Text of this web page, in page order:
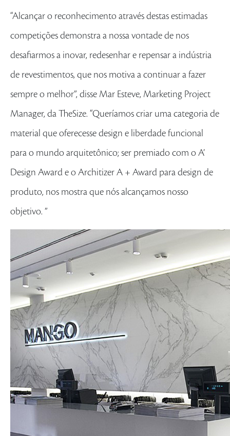
“Alcançar o reconhecimento através destas estimadas
competições demonstra a nossa vontade de nos
desafiarmos a inovar, redesenhar e repensar a indústria
de revestimentos, que nos motiva a continuar a fazer
sempre o melhor”, disse Mar Esteve, Marketing Project
Manager, da TheSize. “Queríamos criar uma categoria de
material que oferecesse design e liberdade funcional
para o mundo arquitetônico; ser premiado com o A’
Design Award e o Architizer A + Award para design de
produto, nos mostra que nós alcançamos nosso
objetivo. ”